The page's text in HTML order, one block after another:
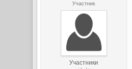
Участник
Участники